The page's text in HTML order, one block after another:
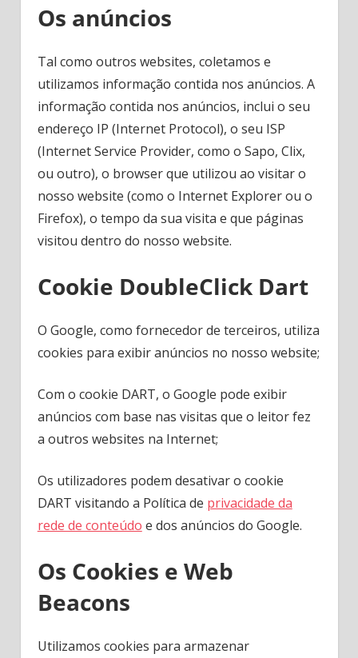
Os anúncios
Tal como outros websites, coletamos e
utilizamos informação contida nos anúncios. A
informação contida nos anúncios, inclui o seu
endereço IP (Internet Protocol), o seu ISP
(Internet Service Provider, como o Sapo, Clix,
ou outro), o browser que utilizou ao visitar o
nosso website (como o Internet Explorer ou o
Firefox), o tempo da sua visita e que páginas
visitou dentro do nosso website.
Cookie DoubleClick Dart
O Google, como fornecedor de terceiros, utiliza
cookies para exibir anúncios no nosso website;
Com o cookie DART, o Google pode exibir
anúncios com base nas visitas que o leitor fez
a outros websites na Internet;
Os utilizadores podem desativar o cookie
DART visitando a Política de privacidade da
rede de conteúdo e dos anúncios do Google.
Os Cookies e Web
Beacons
Utilizamos cookies para armazenar